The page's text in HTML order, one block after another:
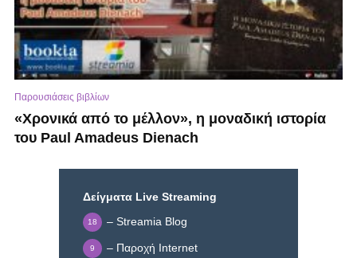
Παρουσιάσεις βιβλίων
«Χρονικά από το μέλλον», η μοναδική ιστορία
του Paul Amadeus Dienach
Δείγματα Live Streaming
– Streamia Blog
18
– Παροχή Internet
9